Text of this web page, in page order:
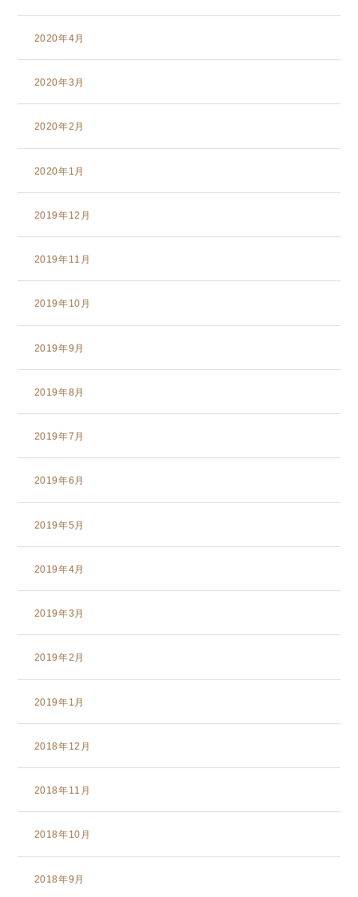
2020年4月
2020年3月
2020年2月
2020年1月
2019年12月
2019年11月
2019年10月
2019年9月
2019年8月
2019年7月
2019年6月
2019年5月
2019年4月
2019年3月
2019年2月
2019年1月
2018年12月
2018年11月
2018年10月
2018年9月